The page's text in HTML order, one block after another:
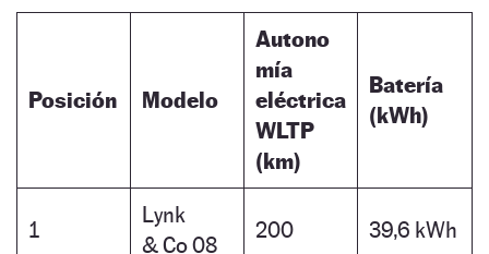
Posición Modelo
Autono
mía
eléctrica
WLTP
(km)
Batería
(kWh)
1
Lynk
& Co 08
200 39,6 kWh